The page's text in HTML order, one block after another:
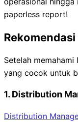
paperless report!
Setelah
yang cocok untuk
1. Distribution
Distribution